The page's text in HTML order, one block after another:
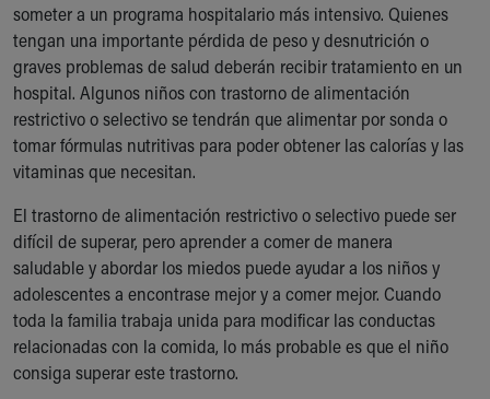
someter a un programa hospitalario más intensivo. Quienes
tengan una importante pérdida de peso y desnutrición o
graves problemas de salud deberán recibir tratamiento en un
hospital. Algunos niños con trastorno de alimentación
restrictivo o selectivo se tendrán que alimentar por sonda o
tomar fórmulas nutritivas para poder obtener las calorías y las
vitaminas que necesitan.
El trastorno de alimentación restrictivo o selectivo puede ser
difícil de superar, pero aprender a comer de manera
saludable y abordar los miedos puede ayudar a los niños y
adolescentes a encontrase mejor y a comer mejor. Cuando
toda la familia trabaja unida para modificar las conductas
relacionadas con la comida, lo más probable es que el niño
consiga superar este trastorno.